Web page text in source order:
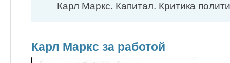
Карл Маркс. Капитал. Критика
Карл Маркс за работой